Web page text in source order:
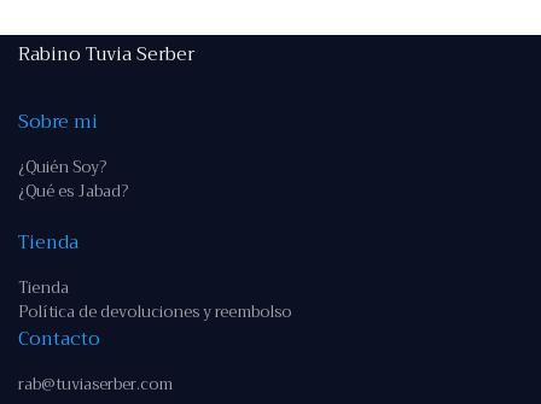
Rabino Tuvia Serber
Sobre mi
¿Quién Soy?
¿Qué es Jabad?
Tienda
Tienda
Política de devoluciones y reembolso
Contacto
rab@tuviaserber.com